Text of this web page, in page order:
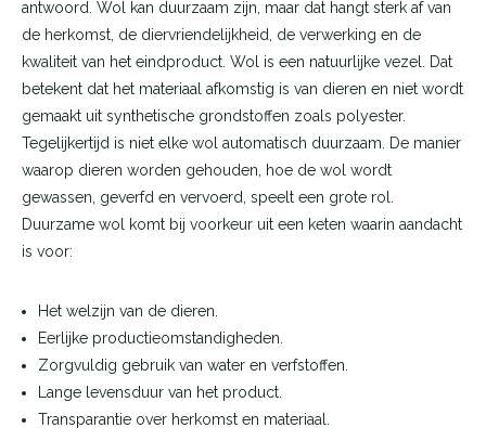
antwoord. Wol kan duurzaam zijn, maar dat hangt sterk af van
de herkomst, de diervriendelijkheid, de verwerking en de
kwaliteit van het eindproduct. Wol is een natuurlijke vezel. Dat
betekent dat het materiaal afkomstig is van dieren en niet wordt
gemaakt uit synthetische grondstoffen zoals polyester.
Tegelijkertijd is niet elke wol automatisch duurzaam. De manier
waarop dieren worden gehouden, hoe de wol wordt
gewassen, geverfd en vervoerd, speelt een grote rol.
Duurzame wol komt bij voorkeur uit een keten waarin aandacht
is voor:
Het welzijn van de dieren.
Eerlijke productieomstandigheden.
Zorgvuldig gebruik van water en verfstoffen.
Lange levensduur van het product.
Transparantie over herkomst en materiaal.